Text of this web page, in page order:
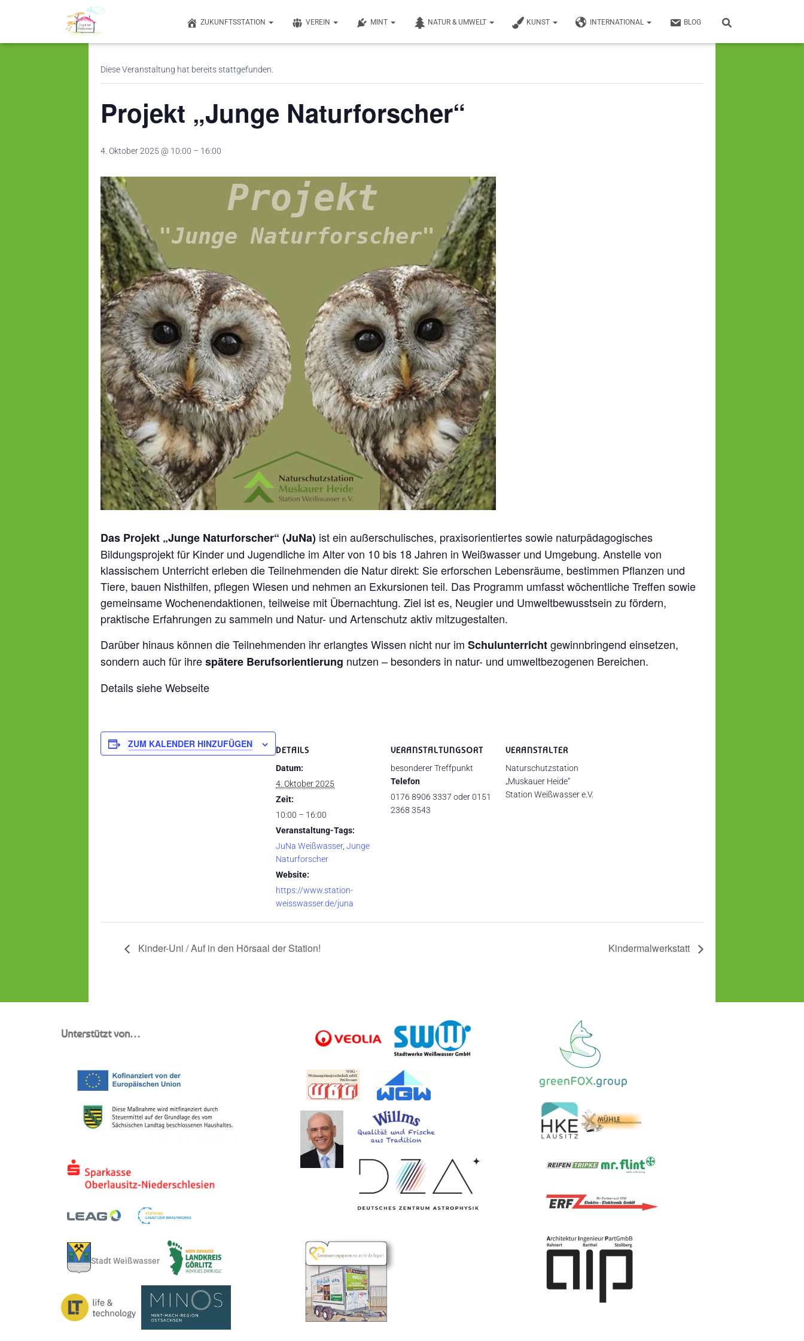
ZUKUNFTSSTATION VEREIN MINT NATUR & UMWELT KUNST INTERNATIONAL BLOG
« Alle Veranstaltungen
Diese Veranstaltung hat bereits stattgefunden.
Projekt „Junge Naturforscher“
4. Oktober 2025 @ 10:00 – 16:00
Das Projekt „Junge Naturforscher“ (JuNa) ist ein außerschulisches, praxisorientiertes sowie naturpädagogisches
Bildungsprojekt für Kinder und Jugendliche im Alter von 10 bis 18 Jahren in Weißwasser und Umgebung. Anstelle von
klassischem Unterricht erleben die Teilnehmenden die Natur direkt: Sie erforschen Lebensräume, bestimmen Pflanzen und
Tiere, bauen Nisthilfen, pflegen Wiesen und nehmen an Exkursionen teil. Das Programm umfasst wöchentliche Treffen sowie
gemeinsame Wochenendaktionen, teilweise mit Übernachtung. Ziel ist es, Neugier und Umweltbewusstsein zu fördern,
praktische Erfahrungen zu sammeln und Natur- und Artenschutz aktiv mitzugestalten.
Darüber hinaus können die Teilnehmenden ihr erlangtes Wissen nicht nur im Schulunterrichtgewinnbringend einsetzen,
sondern auch für ihrespätere Berufsorientierung nutzen – besonders in natur- und umweltbezogenen Bereichen.
Details siehe Webseite
ZUM KALENDER HINZUFÜGEN
DETAILS
Datum:
4. Oktober 2025
Zeit:
10:00 – 16:00
Veranstaltung-Tags:
JuNa Weißwasser, Junge
Naturforscher
Website:
https://www.station-
weisswasser.de/juna
VERANSTALTUNGSORT
besonderer Treffpunkt
Telefon
0176 8906 3337 oder 0151
2368 3543
VERANSTALTER
Naturschutzstation
„Muskauer Heide“
Station Weißwasser e.V.
Kinder-Uni / Auf in den Hörsaal der Station! Kindermalwerkstatt
Unterstützt von…
Stadt Weißwasser